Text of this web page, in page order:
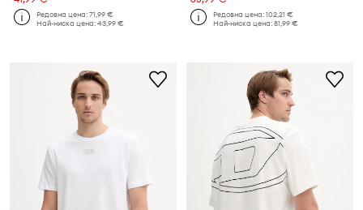
Редовна цена:71,99 €
Най-ниска цена:43,99 €
Редовна цена:102,21 €
Най-ниска цена:81,99 €